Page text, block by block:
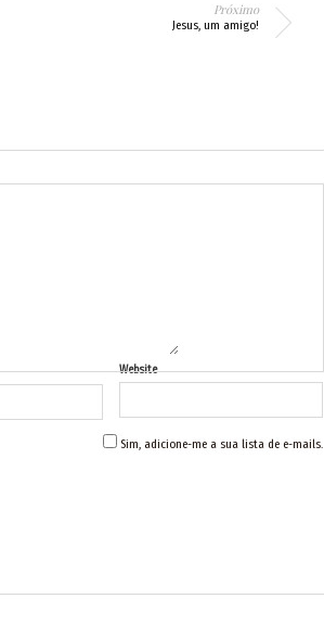
Próximo
Jesus, um amigo!
Website
Sim, adicione-me a sua lista de e-mails.